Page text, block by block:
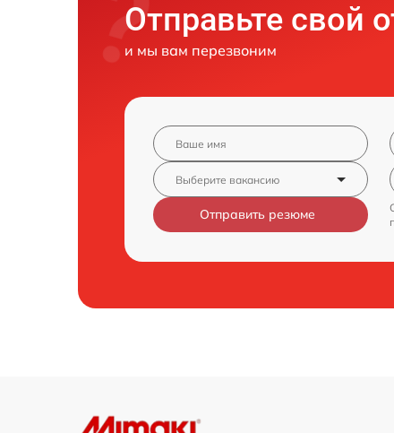
Отправьте свой
и мы вам перезвоним
Отправить резюме